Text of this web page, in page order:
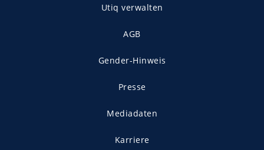
Utiq verwalten
AGB
Gender-Hinweis
Presse
Mediadaten
Karriere